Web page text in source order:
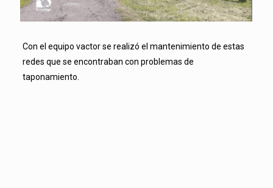
Con el equipo vactor se realizó el mantenimiento de estas
redes que se encontraban con problemas de
taponamiento.